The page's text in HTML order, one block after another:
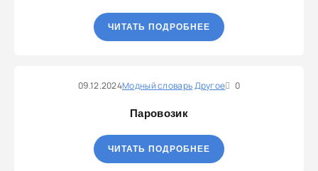
ЧИТАТЬ ПОДРОБНЕЕ
09.12.2024Модный словарьДругое 0
Паровозик
ЧИТАТЬ ПОДРОБНЕЕ